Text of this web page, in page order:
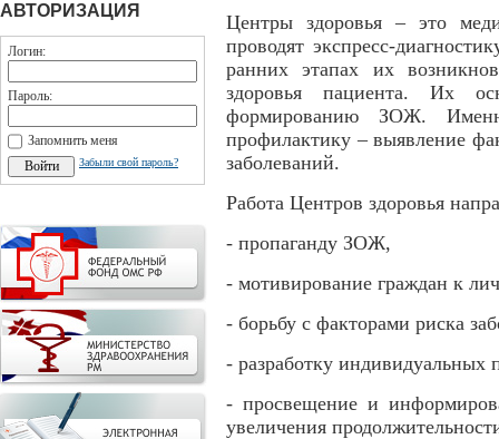
АВТОРИЗАЦИЯ
Логин:
Пароль:
Запомнить меня
Забыли свой пароль?
Центры здоровья – это
проводят экспресс-
ранних этапах их
здоровья пациента. Их
формированию ЗОЖ.
профилактику – выявление
заболеваний.
Работа Центров здоровья
- пропаганду ЗОЖ,
- мотивирование граждан к
- борьбу с факторами риска
- разработку
- просвещение и
увеличения